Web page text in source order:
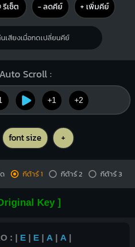
เซ็ต − ลดคีย์ + เพิ่มคีย์
นเสียงเมื่อกดเปลี่ยนคีย์
Auto Scroll :
+1 +2
font size +
กีต้าร์ 1 กีต้าร์ 2 กีต้าร์ 3
Key ]
: | E| E| A | A |